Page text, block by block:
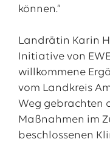
können.“
Landrätin Karin
Initiative von
willkommene
vom Landkreis
Weg gebrachten
Maßnahmen im
beschlossenen